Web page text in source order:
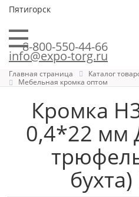
Пятигорск
8-800-550-44-66
info@expo-torg.ru
Главная страница
Каталог
Мебельная кромка оптом
Кромка
0,4*22 мм